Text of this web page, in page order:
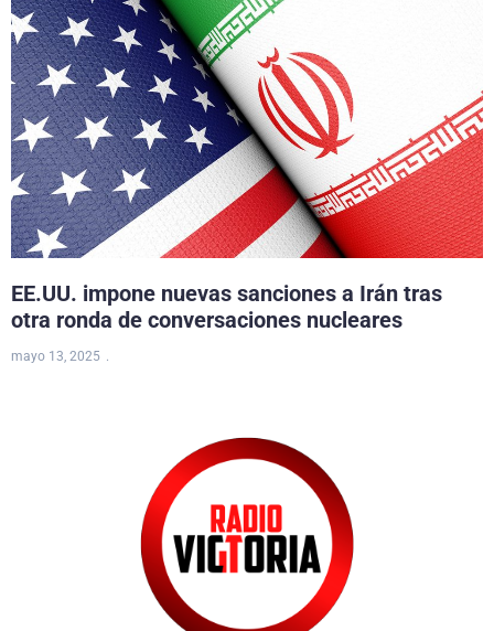
EE.UU. impone nuevas sanciones a Irán tras
otra ronda de conversaciones nucleares
mayo 13, 2025